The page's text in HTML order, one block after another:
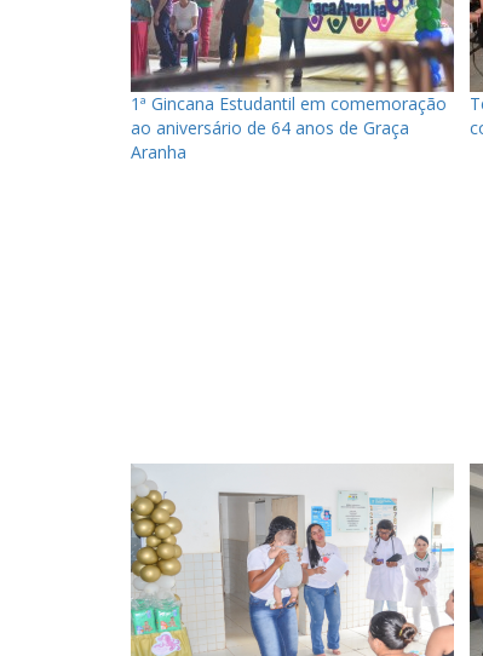
1ª Gincana Estudantil em comemoração
ao aniversário de 64 anos de Graça
Aranha